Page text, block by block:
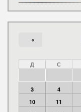
«
Д С
3
4
10
11